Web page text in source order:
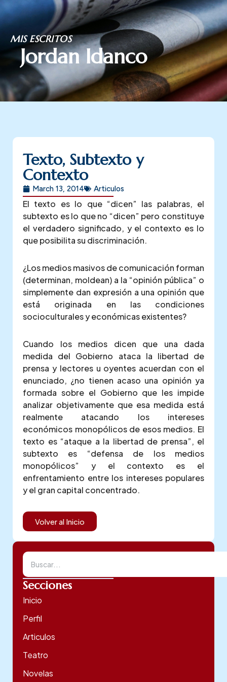
to
content
MIS ESCRITOS
Jordan Idanco
Texto, Subtexto y
Contexto
March 13, 2014 Articulos
El texto es lo que “dicen” las palabras, el
subtexto es lo que no “dicen” pero constituye
el verdadero significado, y el contexto es lo
que posibilita su discriminación.
¿Los medios masivos de comunicación forman
(determinan, moldean) a la “opinión pública” o
simplemente dan expresión a una opinión que
está originada en las condiciones
socioculturales y económicas existentes?
Cuando los medios dicen que una dada
medida del Gobierno ataca la libertad de
prensa y lectores u oyentes acuerdan con el
enunciado, ¿no tienen acaso una opinión ya
formada sobre el Gobierno que les impide
analizar objetivamente que esa medida está
realmente atacando los intereses
económicos monopólicos de esos medios. El
texto es “ataque a la libertad de prensa”, el
subtexto es “defensa de los medios
monopólicos” y el contexto es el
enfrentamiento entre los intereses populares
y el gran capital concentrado.
Volver al Inicio
Secciones
Inicio
Perfil
Articulos
Teatro
Novelas